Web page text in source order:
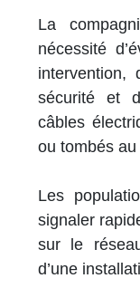
La
nécessité
intervention,
sécurité et
câbles
ou tombés au
Les
signaler
sur le
d’une